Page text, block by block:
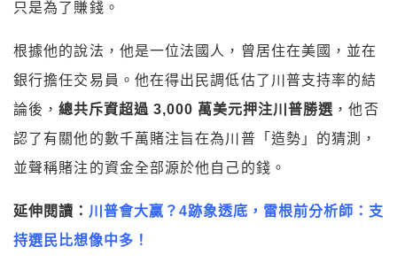
只是為了賺錢。
根據他的說法，他是一位法國人，曾居住在美國，並在
銀行擔任交易員。他在得出民調低估了川普支持率的結
論後，總共斥資超過 3,000 萬美元押注川普勝選 ，他否
認了有關他的數千萬賭注旨在為川普「造勢」的猜測，
並聲稱賭注的資金全部源於他自己的錢。
延伸閱讀： 川普會大贏？4跡象透底，雷根前分析師：支
持選民比想像中多！